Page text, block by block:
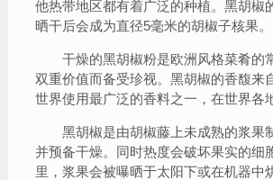
他热带地区都有着广泛的种植。黑胡椒
晒干后会成为直径5毫米的胡椒子核果。
干燥的黑胡椒粉是欧洲风格菜肴的
双重价值而备受珍视。黑胡椒的香馥来
世界使用最广泛的香料之一，在世界各
黑胡椒是由胡椒藤上未成熟的浆果
并预备干燥。同时热度会破坏果实的细
里，浆果会被曝晒于太阳下或在机器